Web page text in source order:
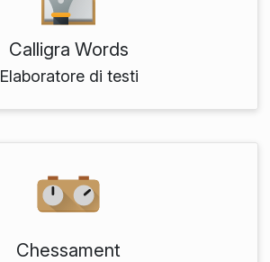
Calligra Words
Elaboratore di testi
Chessament